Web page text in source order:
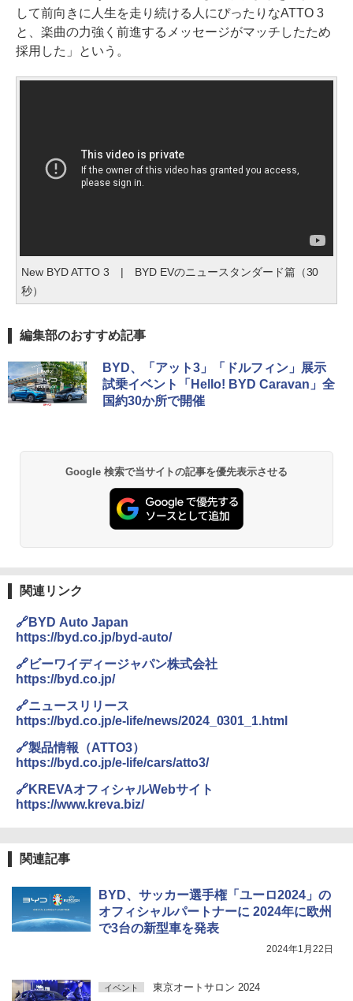
して前向きに人生を走り続ける人にぴったりなATTO 3
と、楽曲の力強く前進するメッセージがマッチしたため
採用した」という。
New BYD ATTO 3 | BYD EVのニュースタンダード篇（30
秒）
編集部のおすすめ記事
BYD、「アット3」「ドルフィン」展示
試乗イベント「Hello! BYD Caravan」全
国約30か所で開催
Google 検索で当サイトの記事を優先表示させる
関連リンク
🔗BYD Auto Japan
https://byd.co.jp/byd-auto/
🔗ビーワイディージャパン株式会社
https://byd.co.jp/
🔗ニュースリリース
https://byd.co.jp/e-life/news/2024_0301_1.html
🔗製品情報（ATTO3）
https://byd.co.jp/e-life/cars/atto3/
🔗KREVAオフィシャルWebサイト
https://www.kreva.biz/
関連記事
BYD、サッカー選手権「ユーロ2024」の
オフィシャルパートナーに 2024年に欧州
で3台の新型車を発表
2024年1月22日
イベント 東京オートサロン 2024